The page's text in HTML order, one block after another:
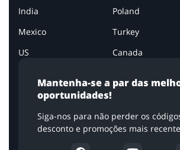
Mantenha-se a par das
oportunidades!
Siga-nos para não perder os
desconto e promoções mais
India
Poland
Mexico
Turkey
US
Canada